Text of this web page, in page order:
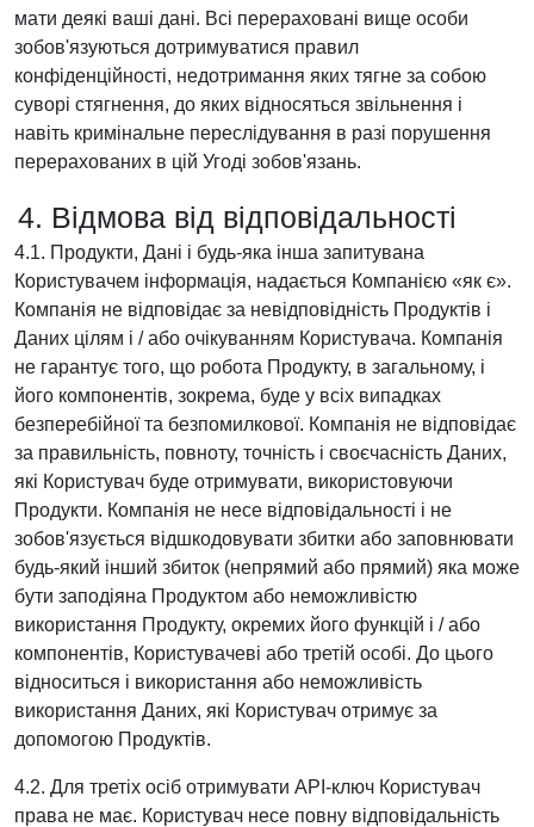
мати деякі ваші дані. Всі перераховані вище особи
зобов'язуються дотримуватися правил
конфіденційності, недотримання яких тягне за собою
суворі стягнення, до яких відносяться звільнення і
навіть кримінальне переслідування в разі порушення
перерахованих в цій Угоді зобов'язань.
4. Відмова від відповідальності
4.1. Продукти, Дані і будь-яка інша запитувана
Користувачем інформація, надається Компанією «як є».
Компанія не відповідає за невідповідність Продуктів і
Даних цілям і / або очікуванням Користувача. Компанія
не гарантує того, що робота Продукту, в загальному, і
його компонентів, зокрема, буде у всіх випадках
безперебійної та безпомилкової. Компанія не відповідає
за правильність, повноту, точність і своєчасність Даних,
які Користувач буде отримувати, використовуючи
Продукти. Компанія не несе відповідальності і не
зобов'язується відшкодовувати збитки або заповнювати
будь-який інший збиток (непрямий або прямий) яка може
бути заподіяна Продуктом або неможливістю
використання Продукту, окремих його функцій і / або
компонентів, Користувачеві або третій особі. До цього
відноситься і використання або неможливість
використання Даних, які Користувач отримує за
допомогою Продуктів.
4.2. Для третіх осіб отримувати API-ключ Користувач
права не має. Користувач несе повну відповідальність